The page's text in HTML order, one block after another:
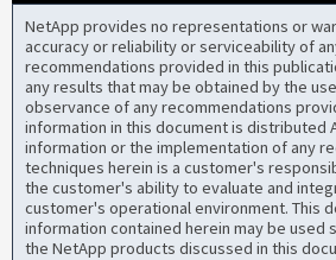
NetApp provides no representations or
accuracy or reliability or serviceability of
recommendations provided in this
any results that may be obtained by the
observance of any recommendations
information in this document is distributed
information or the implementation of any
techniques herein is a customer's
the customer's ability to evaluate and
customer's operational environment. This
information contained herein may be used
the NetApp products discussed in this